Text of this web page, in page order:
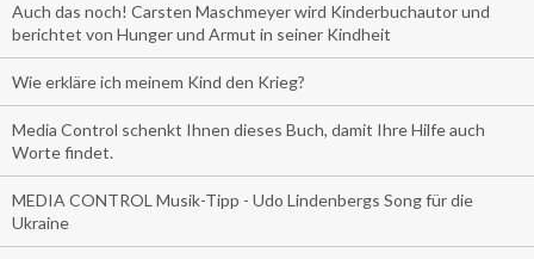
Auch das noch! Carsten Maschmeyer wird Kinderbuchautor und
berichtet von Hunger und Armut in seiner Kindheit
Wie erkläre ich meinem Kind den Krieg?
Media Control schenkt Ihnen dieses Buch, damit Ihre Hilfe auch
Worte findet.
MEDIA CONTROL Musik-Tipp - Udo Lindenbergs Song für die
Ukraine